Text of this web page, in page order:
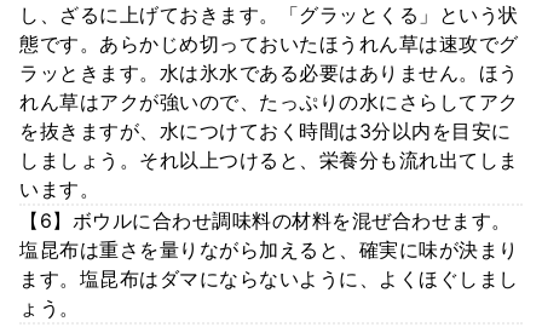
し、ざるに上げておきます。「グラッとくる」という状
態です。あらかじめ切っておいたほうれん草は速攻でグ
ラッときます。水は氷水である必要はありません。ほう
れん草はアクが強いので、たっぷりの水にさらしてアク
を抜きますが、水につけておく時間は3分以内を目安に
しましょう。それ以上つけると、栄養分も流れ出てしま
います。
【6】ボウルに合わせ調味料の材料を混ぜ合わせます。
塩昆布は重さを量りながら加えると、確実に味が決まり
ます。塩昆布はダマにならないように、よくほぐしまし
ょう。